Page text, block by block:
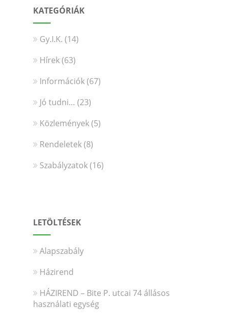
KATEGÓRIÁK
Gy.I.K. (14)
Hírek(63)
Információk(67)
Jó tudni… (23)
Közlemények(5)
Rendeletek(8)
Szabályzatok(16)
LETÖLTÉSEK
Alapszabály
Házirend
HÁZIREND – Bite P. utcai 74 állásos
használati egység